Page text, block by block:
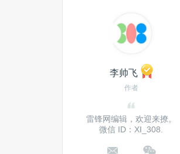
李帅飞
作者
雷锋网编辑，欢迎来撩。
微信 ID：XI_308.